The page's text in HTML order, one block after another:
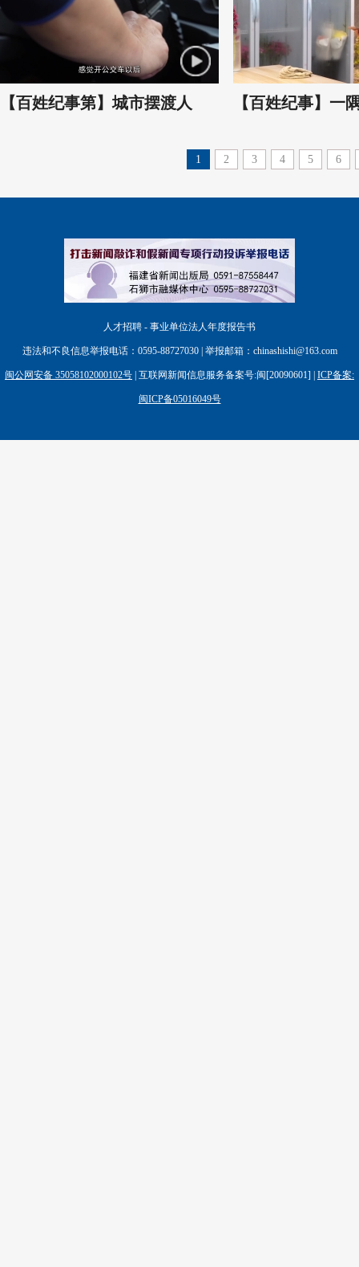
【百姓纪事第】城市摆渡人 【百姓纪事】一
1 2 3 4 5 6
人才招聘 - 事业单位法人年度报告书
违法和不良信息举报电话：0595-88727030 | 举报邮箱：chinashishi@163.com
闽公网安备 35058102000102号 | 互联网新闻信息服务备案号:闽[20090601] | ICP备案:
闽ICP备05016049号